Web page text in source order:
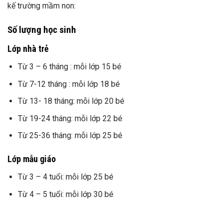
kế trường mầm non:
Số lượng học sinh
Lớp nhà trẻ
Từ 3 – 6 tháng : mỗi lớp 15 bé
Từ 7-12 tháng : mỗi lớp 18 bé
Từ 13- 18 tháng: mỗi lớp 20 bé
Từ 19-24 tháng: mỗi lớp 22 bé
Từ 25-36 tháng: mỗi lớp 25 bé
Lớp mẫu giáo
Từ 3 – 4 tuổi: mỗi lớp 25 bé
Từ 4 – 5 tuổi: mỗi lớp 30 bé